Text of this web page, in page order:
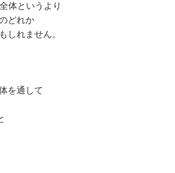
体というより
どれか
しれません。
を通して